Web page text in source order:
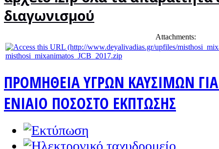
διαγωνισμού
Attachments:
misthosi_mixanimatos_JCB_2017.zip
ΠΡΟΜΗΘΕΙΑ ΥΓΡΩΝ ΚΑΥΣΙΜΩΝ
ΕΝΙΑΙΟ ΠΟΣΟΣΤΟ ΕΚΠΤΩΣΗΣ